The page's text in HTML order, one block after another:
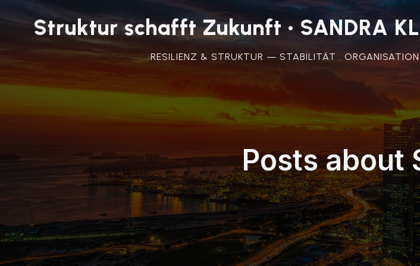
Struktur schafft Zukunft • SANDRA
RESILIENZ & STRUKTUR — STABILITÄT .
Posts about